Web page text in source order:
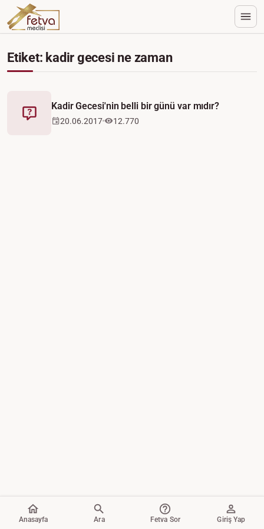
Etiket: kadir gecesi ne zaman
Fetva
Kadir Gecesi'nin belli bir günü var mıdır?
20.06.2017 12.770
Anasayfa Ara Fetva Sor Giriş Yap